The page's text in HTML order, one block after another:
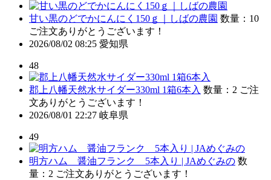
甘い黒のどでかにんにく150ｇ｜しばの農園 数量：10
ご注文ありがとうございます！
2026/08/02 08:25 愛知県
48
郡上八幡天然水サイダー330ml 1箱6本入 数量：2 ご注
文ありがとうございます！
2026/08/01 22:27 岐阜県
49
明方ハム 醤油フランク 5本入り | JAめぐみの 数
量：2 ご注文ありがとうございます！